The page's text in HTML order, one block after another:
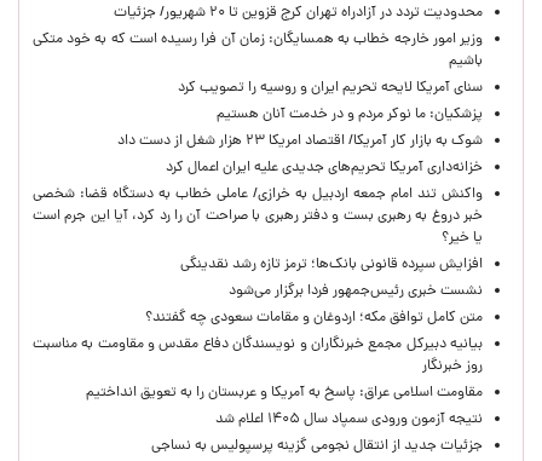
محدودیت تردد در آزادراه تهران کرج قزوین تا ۲۰ شهریور/ جزئیات
وزیر امور خارجه خطاب به همسایگان: زمان آن فرا رسیده است که به خود متکی
باشیم
سنای آمریکا لایحه تحریم ایران و روسیه را تصویب کرد
پزشکیان: ما نوکر مردم و در خدمت آنان هستیم
شوک به بازار کار آمریکا/ اقتصاد امریکا ۲۳ هزار شغل از دست داد
خزانه‌داری آمریکا تحریم‌های جدیدی علیه ایران اعمال کرد
واکنش تند امام جمعه اردبیل به خرازی/ عاملی خطاب به دستگاه قضا: شخصی
خبر دروغ به رهبری بست و دفتر رهبری با صراحت آن را رد کرد، آیا این جرم است
یا خیر؟
افزایش سپرده قانونی بانک‌ها؛ ترمز تازه رشد نقدینگی
نشست خبری رئیس‌جمهور فردا برگزار می‌شود
متن کامل توافق مکه؛ اردوغان و مقامات سعودی چه گفتند؟
بیانیه دبیرکل مجمع خبرنگاران و نویسندگان دفاع مقدس و مقاومت به مناسبت
روز خبرنگار
مقاومت اسلامی عراق: پاسخ به آمریکا و عربستان را به تعویق انداختیم
نتیجه آزمون ورودی سمپاد سال ۱۴۰۵ اعلام شد
جزئیات جدید از انتقال نجومی گزینه پرسپولیس به نساجی